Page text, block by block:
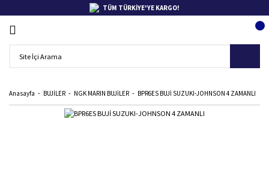
TÜM TÜRKİYE'YE KARGO!
Anasayfa BUJİLER NGK MARIN BUJİLER BPR6ES BUJİ SUZUKI-JOHNSON 4 ZAMANLI